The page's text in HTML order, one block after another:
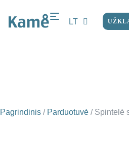
LT
EN
Pagrindinis / Parduotuvė / Spintelė